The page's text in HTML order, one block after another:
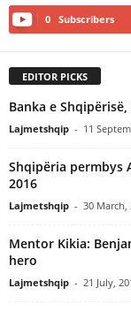
0 Subscribers
EDITOR PICKS
Banka e
Lajmetshqip - 11
Shqipëria permbys
2016
Lajmetshqip - 30 March,
Mentor Kikia:
hero
Lajmetshqip - 21 July,